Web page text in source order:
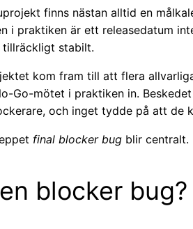
finns nästan alltid en
i praktiken är ett releasedatum
tillräckligt stabilt.
kom fram till att flera
Go-mötet i praktiken in.
och inget tydde på att de
final blocker bug blir centralt.
blocker bug?